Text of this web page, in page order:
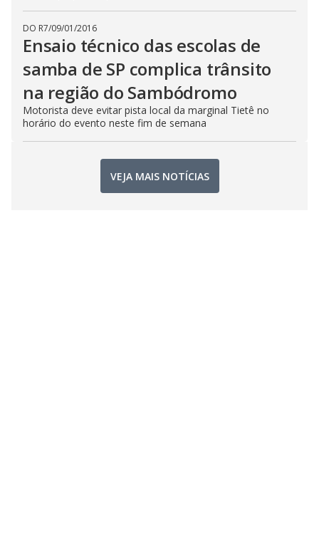
DO R7/09/01/2016
Ensaio técnico das escolas de
samba de SP complica trânsito
na região do Sambódromo
Motorista deve evitar pista local da marginal Tietê no
horário do evento neste fim de semana
VEJA MAIS NOTÍCIAS